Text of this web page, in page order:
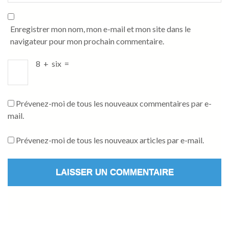
Enregistrer mon nom, mon e-mail et mon site dans le
navigateur pour mon prochain commentaire.
8 + six =
Prévenez-moi de tous les nouveaux commentaires par e-
mail.
Prévenez-moi de tous les nouveaux articles par e-mail.